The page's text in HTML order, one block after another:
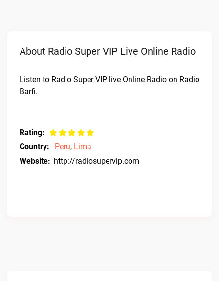
About Radio Super VIP Live Online Radio
Listen to Radio Super VIP live Online Radio on Radio
Barfi.
Rating:
Country:
Peru, Lima
Website: http://radiosupervip.com